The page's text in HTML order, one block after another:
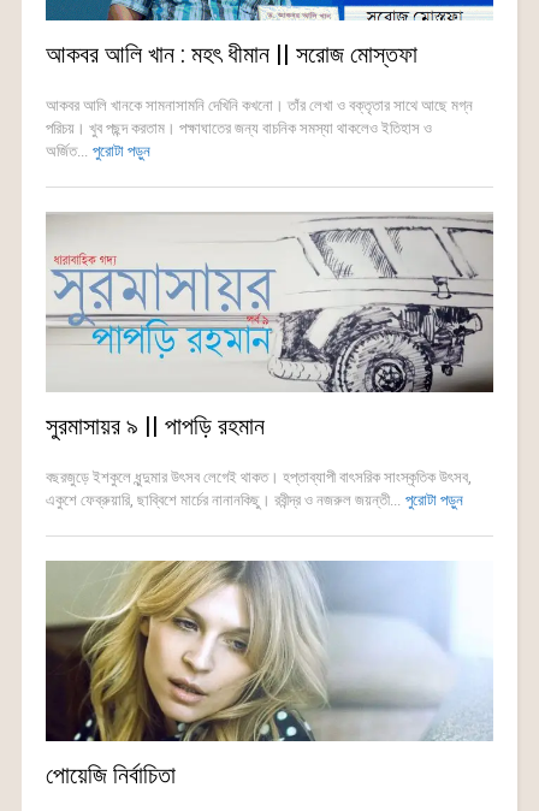
আকবর আলি খান : মহৎ ধীমান || সরোজ মোস্তফা
আকবর আলি খানকে সামনাসামনি দেখিনি কখনো। তাঁর লেখা ও বক্তৃতার সাথে আছে মগ্ন
পরিচয়। খুব পছন্দ করতাম। পক্ষাঘাতের জন্য বাচনিক সমস্যা থাকলেও ইতিহাস ও
অর্জিত... পুরোটা পড়ুন
সুরমাসায়র ৯ || পাপড়ি রহমান
বছরজুড়ে ইশকুলে ধুন্দুমার উৎসব লেগেই থাকত। হপ্তাব্যাপী বাৎসরিক সাংস্কৃতিক উৎসব,
একুশে ফেব্রুয়ারি, ছাব্বিশে মার্চের নানানকিছু। রবীন্দ্র ও নজরুল জয়ন্তী... পুরোটা পড়ুন
পোয়েজি নির্বাচিতা